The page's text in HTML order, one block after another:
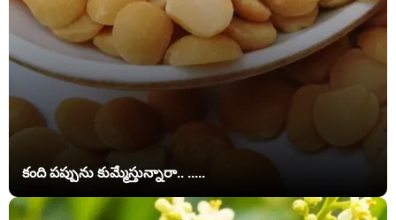
కంది పప్పును కుమ్మేస్తున్నారా.. .....